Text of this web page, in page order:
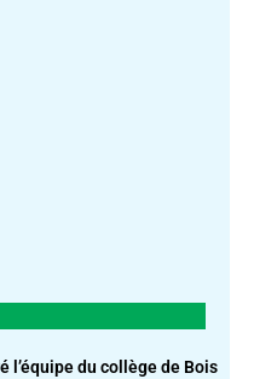
l’équipe du collège de Bois